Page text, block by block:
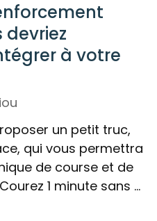
devriez
à votre
un petit truc,
qui vous permettra
de course et de
1 minute sans …